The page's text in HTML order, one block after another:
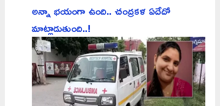
అన్నా భయంగా ఉంది.. చంద్రకళ ఏదేదో
మాట్లాడుతుంది..!